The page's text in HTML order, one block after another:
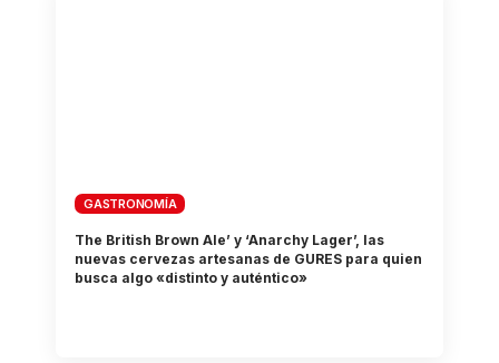
GASTRONOMÍA
The British Brown Ale’ y ‘Anarchy Lager’, las
nuevas cervezas artesanas de GURES para quien
busca algo «distinto y auténtico»